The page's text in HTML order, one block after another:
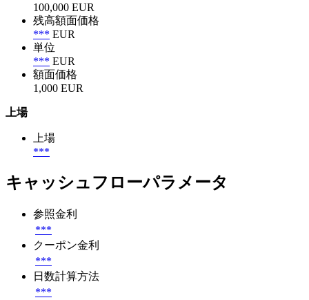
100,000 EUR
残高額面価格
*** EUR
単位
*** EUR
額面価格
1,000 EUR
上場
上場
***
キャッシュフローパラメータ
参照金利
***
クーポン金利
***
日数計算方法
***